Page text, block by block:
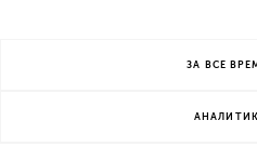
ЗА ВСЕ